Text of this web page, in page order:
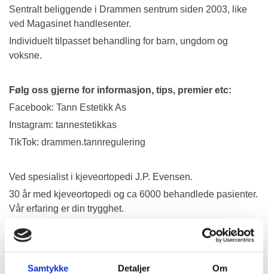
Samtykke Detaljer Om
Sentralt beliggende i Drammen sentrum siden 2003, like
ved Magasinet handlesenter.
Individuelt tilpasset behandling for barn, ungdom og
voksne.
Følg oss gjerne for informasjon, tips, premier etc:
Facebook: Tann Estetikk As
Instagram: tannestetikkas
TikTok: drammen.tannregulering
Ved spesialist i kjeveortopedi J.P. Evensen.
30 år med kjeveortopedi og ca 6000 behandlede pasienter.
Vår erfaring er din trygghet.
1) Klinikken er sommerstengt frem til mandag 10.